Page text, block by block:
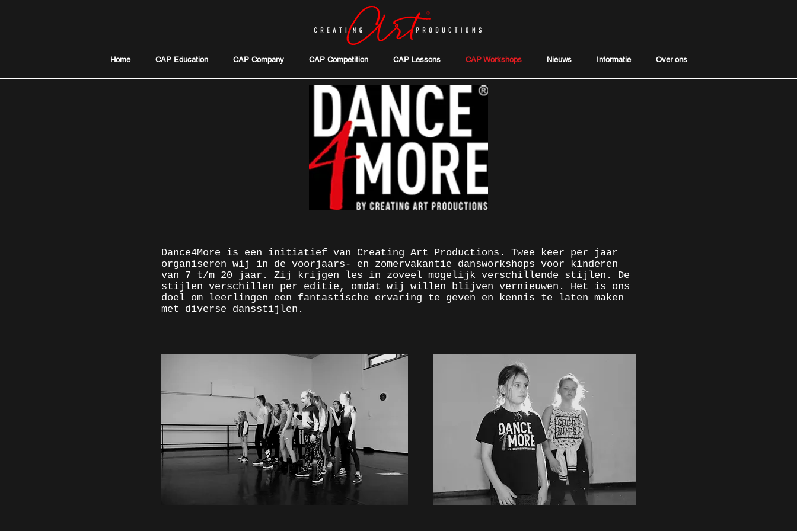
Home CAP Education CAP Company CAP Competition CAP Lessons CAP Workshops Nieuws Informatie Over ons
Dance4More is een initiatief van Creating Art Productions. Twee keer per jaar
organiseren wij in de voorjaars- en zomervakantie dansworkshops voor kinderen
van 7 t/m 20 jaar. Zij krijgen les in zoveel mogelijk verschillende stijlen. De
stijlen verschillen per editie, omdat wij willen blijven vernieuwen. Het is ons
doel om leerlingen een fantastische ervaring te geven en kennis te laten maken
met diverse dansstijlen.